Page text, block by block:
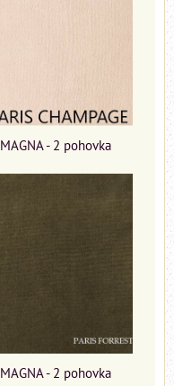
MAGNA - 2 pohovka
MAGNA - 2 pohovka